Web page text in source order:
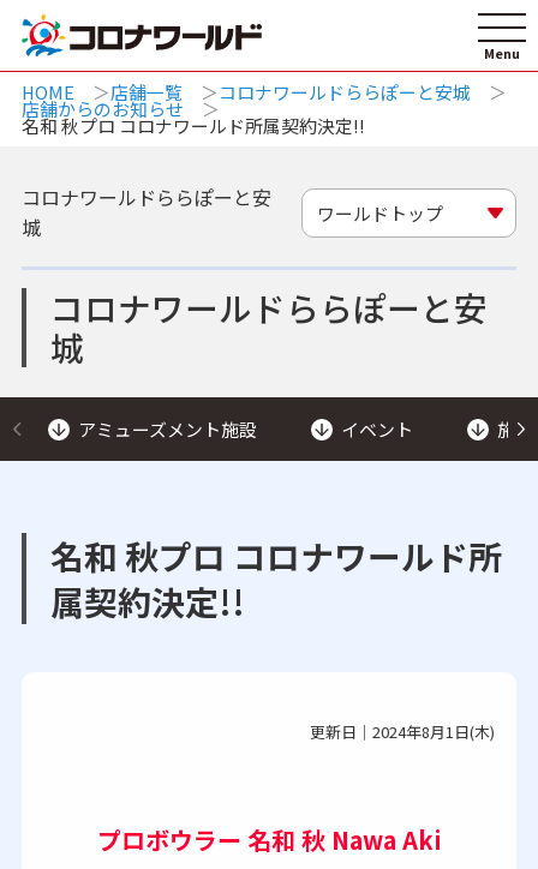
HOME 店舗一覧 コロナワールドららぽーと安城
店舗からのお知らせ
名和 秋プロ コロナワールド所属契約決定!!
コロナワールドららぽーと安
城
コロナワールドららぽーと安
城
ワールドトップ
アミューズメント施設 イベント 施
名和 秋プロ コロナワールド所
属契約決定!!
更新日｜2024年8月1日(木)
プロボウラー 名和 秋 Nawa Aki